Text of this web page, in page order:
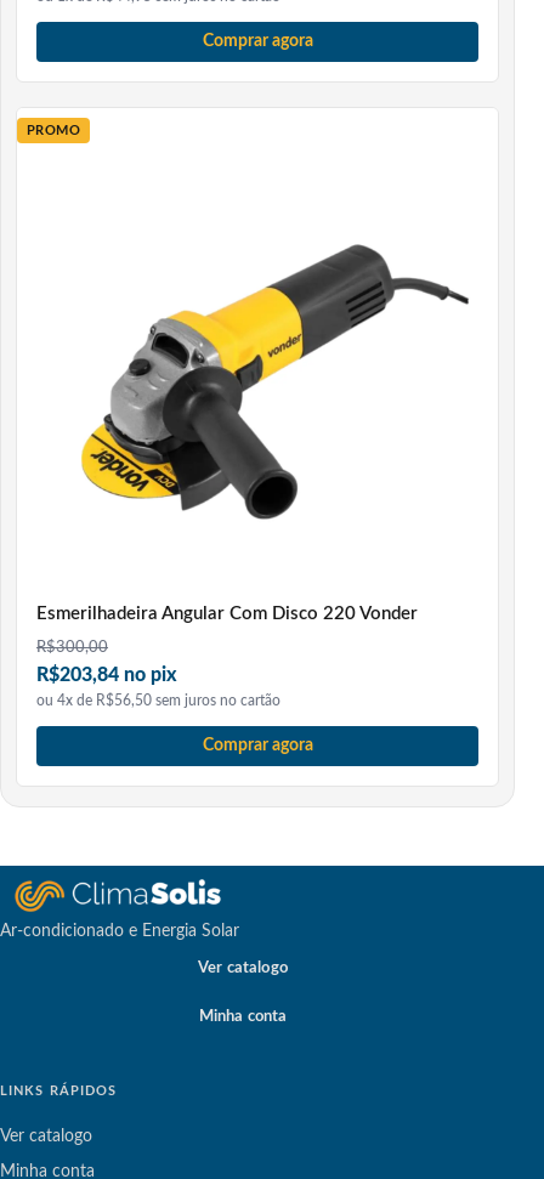
Comprar agora
PROMO
Esmerilhadeira Angular Com Disco 220 Vonder
R$300,00
R$203,84 no pix
ou 4x de R$56,50 sem juros no cartão
Comprar agora
Ar-condicionado e Energia Solar
Ver catalogo
Minha conta
LINKS RÁPIDOS
Ver catalogo
Minha conta